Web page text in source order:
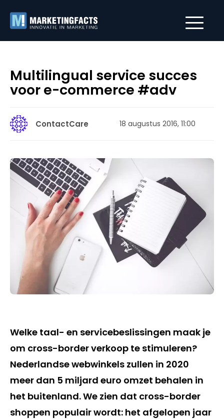
Multilingual service succes
voor e-commerce #adv
ContactCare 18 augustus 2016, 11:00
Welke taal- en servicebeslissingen maak je
om cross-border verkoop te stimuleren?
Nederlandse webwinkels zullen in 2020
meer dan 5 miljard euro omzet behalen in
het buitenland. We zien dat cross-border
shoppen populair wordt: het afgelopen jaar